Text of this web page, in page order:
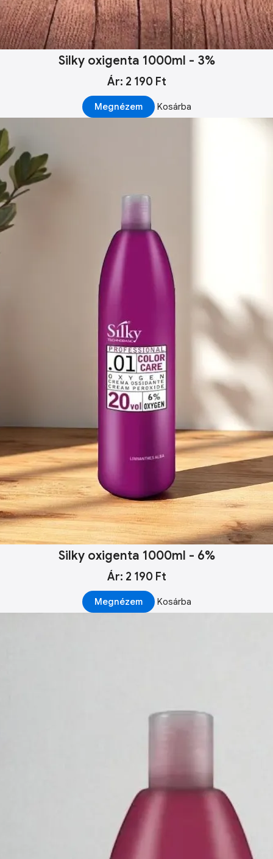
Silky oxigenta 1000ml - 3%
Ár: 2 190 Ft
Megnézem Kosárba
Silky oxigenta 1000ml - 6%
Ár: 2 190 Ft
Megnézem Kosárba